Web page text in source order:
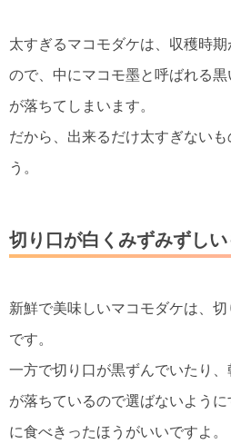
太すぎるマコモダケは、収穫時
ので、中にマコモ墨と呼ばれる
が落ちてしまいます。
だから、出来るだけ太すぎない
う。
切り口が白くみずみずし
新鮮で美味しいマコモダケは、
です。
一方で切り口が黒ずんでいたり
が落ちているので選ばないよう
に食べきったほうがいいですよ。